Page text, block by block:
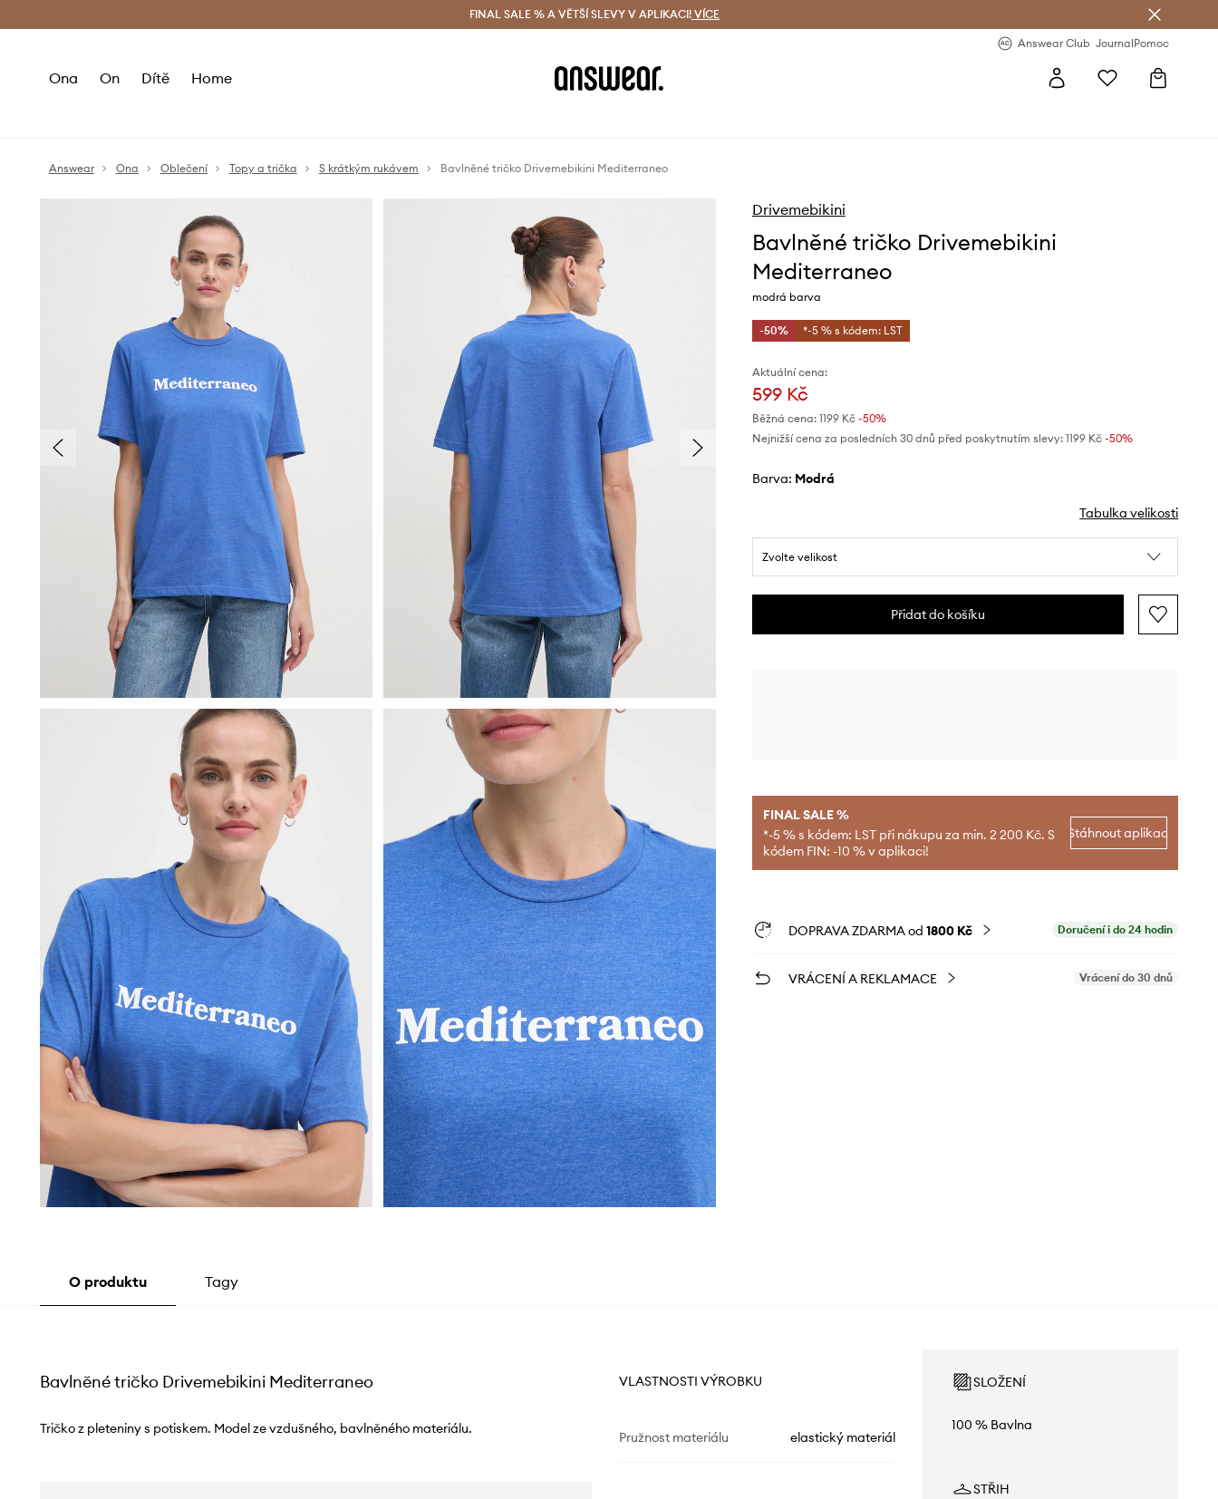
Doručení a vrácení zdarma (od 1800 Kč) Doručení i do 24 h
FINAL SALE % A VĚTŠÍ SLEVY V APLIKACI! VÍCE
Answear Club JournalPomoc
Ona On Dítě Home
Answear Ona Oblečení Topy a trička S krátkým rukávem Bavlněné tričko Drivemebikini Mediterraneo
Drivemebikini
Bavlněné tričko Drivemebikini
Mediterraneo
modrá barva
-50% *-5 % s kódem: LST
Aktuální cena:
599 Kč
Běžná cena: 1199 Kč-50%
Nejnižší cena za posledních 30 dnů před poskytnutím slevy: 1199 Kč -50%
Barva: modrá
Tabulka velikosti
Zvolte velikost
Přidat do košíku
FINAL SALE %
*-5 % s kódem: LST při nákupu za min. 2 200 Kč. S
kódem FIN: -10 % v aplikaci!
Stáhnout aplikaci
DOPRAVA ZDARMA od 1800 Kč Doručení i do 24 hodin
VRÁCENÍ A REKLAMACE Vrácení do 30 dnů
O produktu Tagy
Bavlněné tričko Drivemebikini Mediterraneo
Tričko z pleteniny s potiskem. Model ze vzdušného, ​​bavlněného materiálu.
VLASTNOSTI VÝROBKU
Pružnost materiálu elastický materiál
SLOŽENÍ
100 % Bavlna
STŘIH